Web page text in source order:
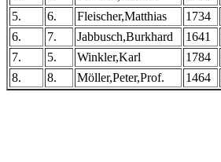
5.
6. Fleischer,Matthias 1734
6.
7. Jabbusch,Burkhard 1641
7.
5. Winkler,Karl 1784
8.
8. Möller,Peter,Prof. 1464